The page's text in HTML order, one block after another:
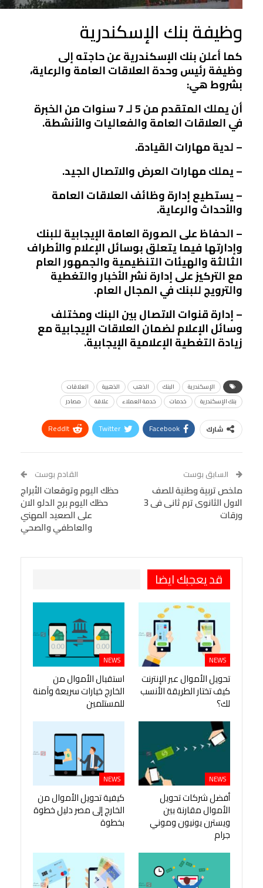
وظيفة بنك الإسكندرية
كما أعلن بنك الإسكندرية عن حاجته إلى
وظيفة رئيس وحدة العلاقات العامة والرعاية،
بشروط هي:
أن يملك المتقدم من 5 لـ 7 سنوات من الخبرة
في العلاقات العامة والفعاليات والأنشطة.
– لدية مهارات القيادة.
– يملك مهارات العرض والاتصال الجيد.
– يستطيع إدارة وظائف العلاقات العامة
والأحداث والرعاية.
– الحفاظ على الصورة العامة الإيجابية للبنك
وإدارتها فيما يتعلق بوسائل الإعلام والأطراف
الثالثة والهيئات التنظيمية والجمهور العام
مع التركيز على إدارة نشر الأخبار والتغطية
والترويج للبنك في المجال العام.
– إدارة قنوات الاتصال بين البنك ومختلف
وسائل الإعلام لضمان العلاقات الإيجابية مع
زيادة التغطية الإعلامية الإيجابية.
الإسكندرية البنك الذهب الذهبية
العلاقات
بنك الإسكندرية
خدمات خدمة العملاء علاقة مصادر
شارك Facebook
Twitter
ReddIt
Tumblr
البريد الإلكتروني
StumbleUpon
VK
Digg
LINE
BlackBerry
Viber
السابق بوست
ملخص تربية وطنية للصف
الاول الثانوى ترم ثانى فى 3
ورقات
القادم بوست
حظك اليوم وتوقعات الأبراج
حظك اليوم برج الدلو الان
على الصعيد المهني
والعاطفي والصحي
قد يعجبك ايضا
NEWS
تحويل الأموال عبر الإنترنت
كيف تختار الطريقة الأنسب
لك؟
NEWS
استقبال الأموال من
الخارج خيارات سريعة وآمنة
للمستلمين
NEWS
أفضل شركات تحويل
الأموال مقارنة بين
ويسترن يونيون وموني
جرام
NEWS
كيفية تحويل الأموال من
الخارج إلى مصر دليل خطوة
بخطوة